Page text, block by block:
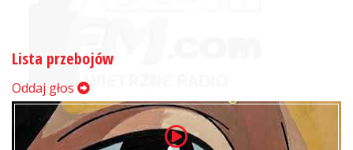
Lista przebojów
Oddaj głos